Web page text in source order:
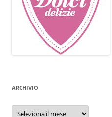
ARCHIVIO
Archivio